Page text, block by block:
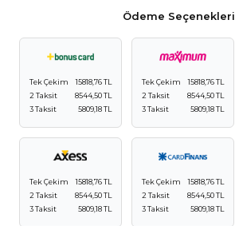
Ödeme Seçenekleri
Tek Çekim
15818,76 TL
2 Taksit
8544,50 TL
3 Taksit
5809,18 TL
Tek Çekim
15818,76 TL
2 Taksit
8544,50 TL
3 Taksit
5809,18 TL
Tek Çekim
15818,76 TL
2 Taksit
8544,50 TL
3 Taksit
5809,18 TL
Tek Çekim
15818,76 TL
2 Taksit
8544,50 TL
3 Taksit
5809,18 TL